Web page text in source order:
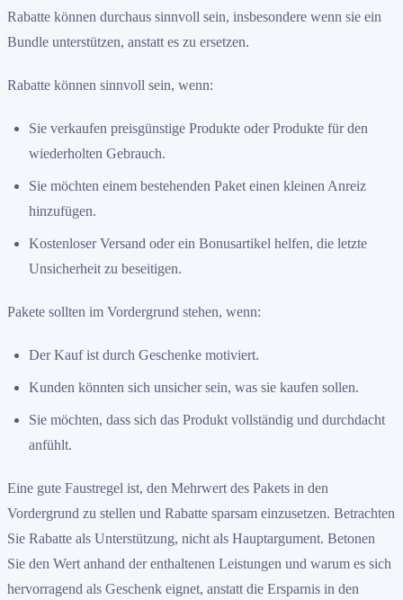
Rabatte können durchaus sinnvoll sein, insbesondere wenn sie ein
Bundle unterstützen, anstatt es zu ersetzen.
Rabatte können sinnvoll sein, wenn:
Sie verkaufen preisgünstige Produkte oder Produkte für den
wiederholten Gebrauch.
Sie möchten einem bestehenden Paket einen kleinen Anreiz
hinzufügen.
Kostenloser Versand oder ein Bonusartikel helfen, die letzte
Unsicherheit zu beseitigen.
Pakete sollten im Vordergrund stehen, wenn:
Der Kauf ist durch Geschenke motiviert.
Kunden könnten sich unsicher sein, was sie kaufen sollen.
Sie möchten, dass sich das Produkt vollständig und durchdacht
anfühlt.
Eine gute Faustregel ist, den Mehrwert des Pakets in den
Vordergrund zu stellen und Rabatte sparsam einzusetzen. Betrachten
Sie Rabatte als Unterstützung, nicht als Hauptargument. Betonen
Sie den Wert anhand der enthaltenen Leistungen und warum es sich
hervorragend als Geschenk eignet, anstatt die Ersparnis in den